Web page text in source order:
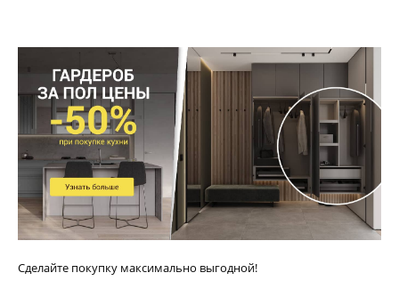
Сделайте покупку максимально выгодной!